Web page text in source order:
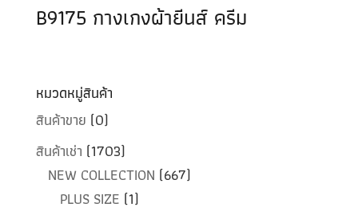
B9175 กางเกงผ้ายีนส์ ครีม
หมวดหมู่สินค้า
สินค้าขาย (0)
สินค้าเช่า (1703)
NEW COLLECTION (667)
PLUS SIZE (1)